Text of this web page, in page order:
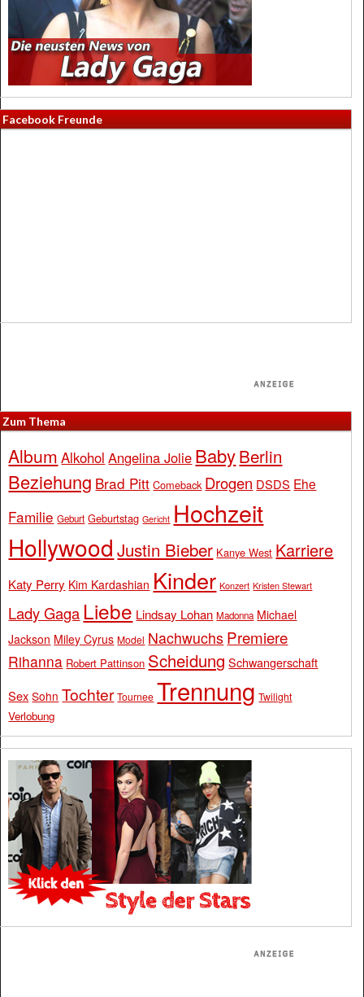
Facebook Freunde
Zum Thema
Album Alkohol Angelina Jolie BabyBerlin
Beziehung Brad Pitt Comeback Drogen DSDS Ehe
Familie Geburt Geburtstag Gericht Hochzeit
Hollywood Justin Bieber Kanye West Karriere
Katy Perry Kim Kardashian Kinder Konzert Kristen Stewart
Lady Gaga Liebe Lindsay Lohan Madonna Michael
Jackson Miley Cyrus Model Nachwuchs Premiere
Rihanna Robert Pattinson Scheidung Schwangerschaft
Sex Sohn Tochter Tournee Trennung Twilight
Verlobung